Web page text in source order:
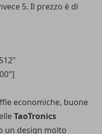
5. Il prezzo è di
economiche, buone
TaoTronics
un design molto